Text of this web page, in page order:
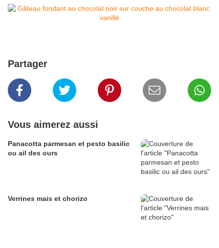
Partager
Vous aimerez aussi
Panacotta parmesan et pesto basilic
ou ail des ours
Verrines mais et chorizo